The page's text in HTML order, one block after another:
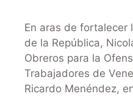
En aras de fortalecer
de la República,
Obreros para la
Trabajadores de
Ricardo Menéndez,